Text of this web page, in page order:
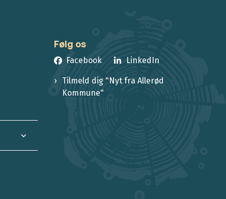
Følg os
Facebook LinkedIn
Tilmeld dig "Nyt fra Allerød
Kommune"